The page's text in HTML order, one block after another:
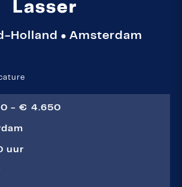
Lasser
Holland ● Amsterdam
- € 4.650
uur